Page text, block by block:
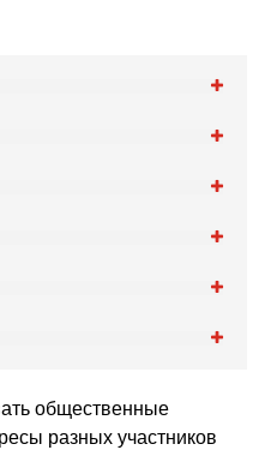
общественные
разных участников